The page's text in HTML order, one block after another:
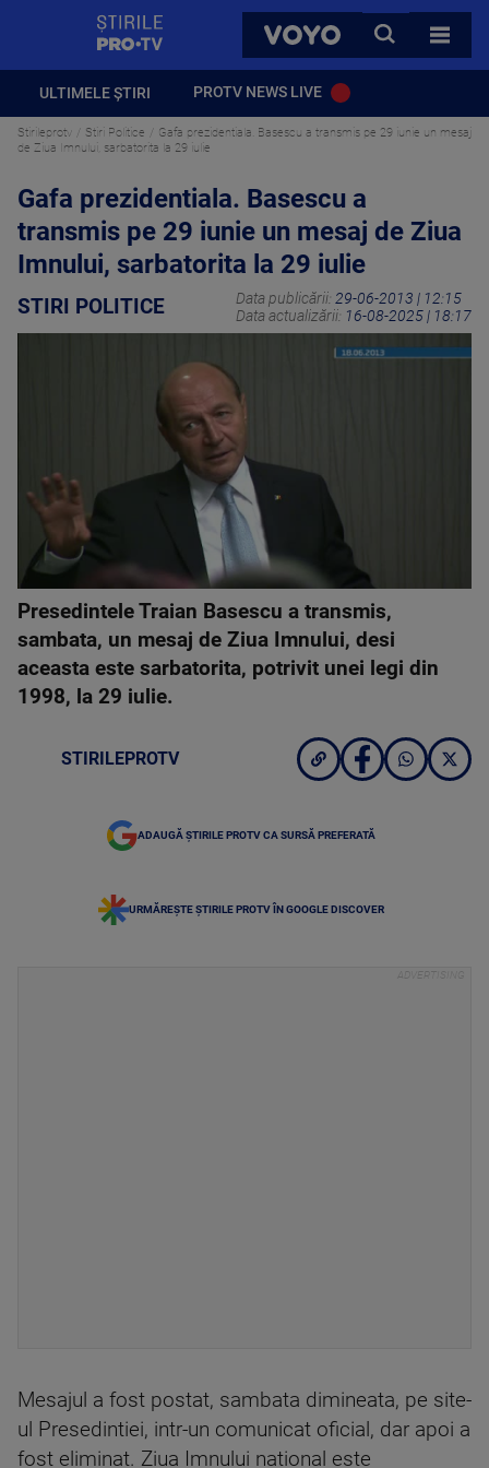
VOYO
CAUTA
TOATE
ULTIMELE ȘTIRI PROTV NEWS LIVE
Stirileprotv Stiri Politice
Gafa prezidentiala. Basescu a transmis pe 29 iunie un mesaj
de Ziua Imnului, sarbatorita la 29 iulie
Gafa prezidentiala. Basescu a
transmis pe 29 iunie un mesaj de Ziua
Imnului, sarbatorita la 29 iulie
STIRI POLITICE Data publicării: 29-06-2013 | 12:15
Data actualizării: 16-08-2025 | 18:17
Presedintele Traian Basescu a transmis,
sambata, un mesaj de Ziua Imnului, desi
aceasta este sarbatorita, potrivit unei legi din
1998, la 29 iulie.
STIRILEPROTV
ADAUGĂ ȘTIRILE PROTV CA SURSĂ PREFERATĂ
URMĂREȘTE ȘTIRILE PROTV ÎN GOOGLE DISCOVER
Mesajul a fost postat, sambata dimineata, pe site-
ul Presedintiei, intr-un comunicat oficial, dar apoi a
fost eliminat. Ziua Imnului national este